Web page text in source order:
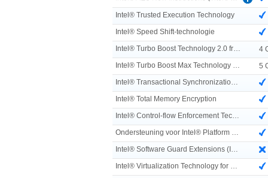
Intel® Trusted Execution Technology
Intel® Speed Shift-technologie
4
5
Intel® Total Memory Encryption